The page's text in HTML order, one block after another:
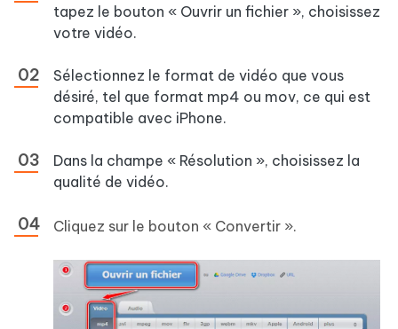
tapez le bouton « Ouvrir un fichier », choisissez
votre vidéo.
Sélectionnez le format de vidéo que vous
désiré, tel que format mp4 ou mov, ce qui est
compatible avec iPhone.
Dans la champe « Résolution », choisissez la
qualité de vidéo.
Cliquez sur le bouton « Convertir ».